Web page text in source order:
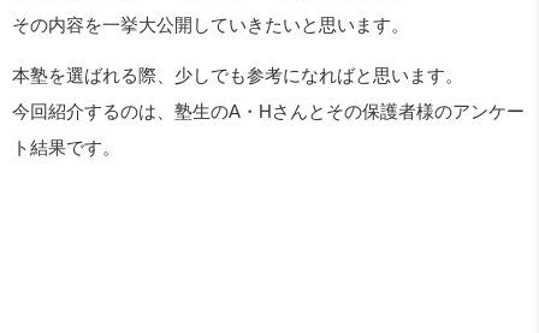
その内容を一挙大公開していきたいと思います。
本塾を選ばれる際、少しでも参考になればと思います。
今回紹介するのは、塾生のA・Hさんとその保護者様のアンケー
ト結果です。